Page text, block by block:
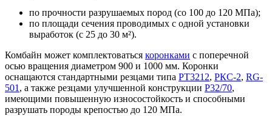
по прочности разрушаемых пород (со 100 до 120 МПа);
по площади сечения проводимых с одной установки
выработок (с 25 до 30 м²).
Комбайн может комплектоваться коронками с поперечной
осью вращения диаметром 900 и 1000 мм. Коронки
оснащаются стандартными резцами типа РТ3212, РКС-2, RG-
501 , а также резцами улучшенной конструкции Р32/70,
имеющими повышенную износостойкость и способными
разрушать породы крепостью до 120 МПа.